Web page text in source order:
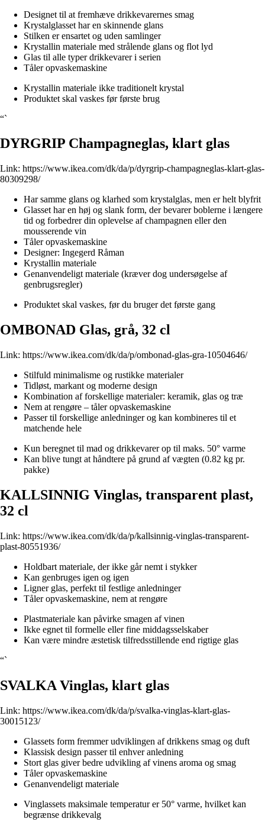
Designet til at fremhæve drikkevarernes smag
Krystalglasset har en skinnende glans
Stilken er ensartet og uden samlinger
Krystallin materiale med strålende glans og flot lyd
Glas til alle typer drikkevarer i serien
Tåler opvaskemaskine
Krystallin materiale ikke traditionelt krystal
Produktet skal vaskes før første brug
“`
DYRGRIP Champagneglas, klart glas
Link: https://www.ikea.com/dk/da/p/dyrgrip-champagneglas-klart-glas-
80309298/
Har samme glans og klarhed som krystalglas, men er helt blyfrit
Glasset har en høj og slank form, der bevarer boblerne i længere
tid og forbedrer din oplevelse af champagnen eller den
mousserende vin
Tåler opvaskemaskine
Designer: Ingegerd Råman
Krystallin materiale
Genanvendeligt materiale (kræver dog undersøgelse af
genbrugsregler)
Produktet skal vaskes, før du bruger det første gang
OMBONAD Glas, grå, 32 cl
Link: https://www.ikea.com/dk/da/p/ombonad-glas-gra-10504646/
Stilfuld minimalisme og rustikke materialer
Tidløst, markant og moderne design
Kombination af forskellige materialer: keramik, glas og træ
Nem at rengøre – tåler opvaskemaskine
Passer til forskellige anledninger og kan kombineres til et
matchende hele
Kun beregnet til mad og drikkevarer op til maks. 50° varme
Kan blive tungt at håndtere på grund af vægten (0.82 kg pr.
pakke)
KALLSINNIG Vinglas, transparent plast,
32 cl
Link: https://www.ikea.com/dk/da/p/kallsinnig-vinglas-transparent-
plast-80551936/
Holdbart materiale, der ikke går nemt i stykker
Kan genbruges igen og igen
Ligner glas, perfekt til festlige anledninger
Tåler opvaskemaskine, nem at rengøre
Plastmateriale kan påvirke smagen af vinen
Ikke egnet til formelle eller fine middagsselskaber
Kan være mindre æstetisk tilfredsstillende end rigtige glas
“`
SVALKA Vinglas, klart glas
Link: https://www.ikea.com/dk/da/p/svalka-vinglas-klart-glas-
30015123/
Glassets form fremmer udviklingen af drikkens smag og duft
Klassisk design passer til enhver anledning
Stort glas giver bedre udvikling af vinens aroma og smag
Tåler opvaskemaskine
Genanvendeligt materiale
Vinglassets maksimale temperatur er 50° varme, hvilket kan
begrænse drikkevalg